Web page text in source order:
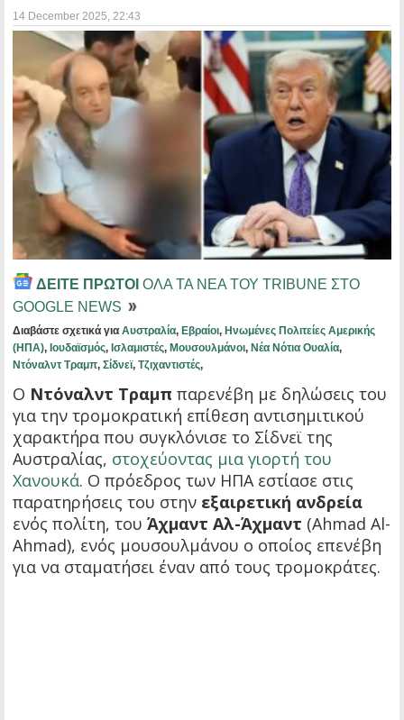
14 December 2025 , 22:43
ΔΕΙΤΕ ΠΡΩΤΟΙ ΟΛΑ ΤΑ ΝΕΑ ΤΟΥ TRIBUNE ΣΤΟ
GOOGLE NEWS
Διαβάστε σχετικά για Αυστραλία, Εβραίοι, Ηνωμένες Πολιτείες Αμερικής
(ΗΠΑ), Ιουδαϊσμός, Ισλαμιστές, Μουσουλμάνοι, Νέα Νότια Ουαλία,
Ντόναλντ Τραμπ, Σίδνεϊ, Τζιχαντιστές,
Ο Ντόναλντ Τραμπ παρενέβη με δηλώσεις του
για την τρομοκρατική επίθεση αντισημιτικού
χαρακτήρα που συγκλόνισε το Σίδνεϊ της
Αυστραλίας, στοχεύοντας μια γιορτή του
Χανουκά. Ο πρόεδρος των ΗΠΑ εστίασε στις
παρατηρήσεις του στην εξαιρετική ανδρεία
ενός πολίτη, του Άχμαντ Αλ-Άχμαντ (Ahmad Al-
Ahmad), ενός μουσουλμάνου ο οποίος επενέβη
για να σταματήσει έναν από τους τρομοκράτες.